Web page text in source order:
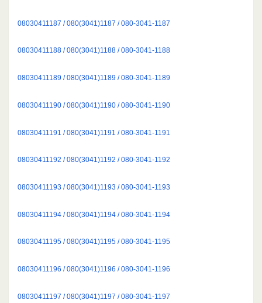
08030411187 / 080(3041)1187 / 080-3041-1187
08030411188 / 080(3041)1188 / 080-3041-1188
08030411189 / 080(3041)1189 / 080-3041-1189
08030411190 / 080(3041)1190 / 080-3041-1190
08030411191 / 080(3041)1191 / 080-3041-1191
08030411192 / 080(3041)1192 / 080-3041-1192
08030411193 / 080(3041)1193 / 080-3041-1193
08030411194 / 080(3041)1194 / 080-3041-1194
08030411195 / 080(3041)1195 / 080-3041-1195
08030411196 / 080(3041)1196 / 080-3041-1196
08030411197 / 080(3041)1197 / 080-3041-1197